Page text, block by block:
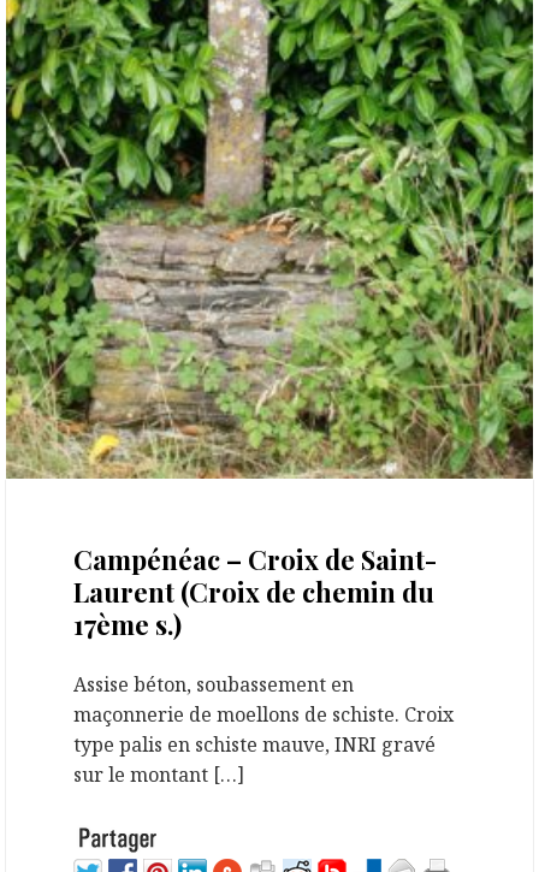
Campénéac – Croix de Saint-
Laurent (Croix de chemin du
17ème s.)
Assise béton, soubassement en
maçonnerie de moellons de schiste. Croix
type palis en schiste mauve, INRI gravé
sur le montant […]